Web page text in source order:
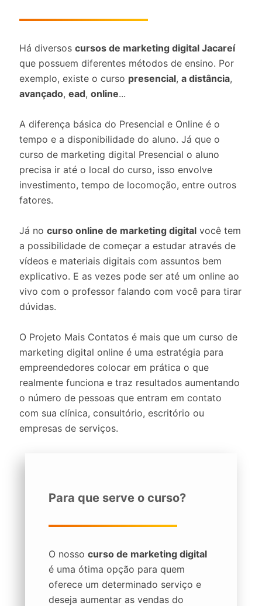
Há diversos cursos de marketing digital Jacareí
que possuem diferentes métodos de ensino. Por
exemplo, existe o curso presencial, a distância,
avançado, ead, online...
A diferença básica do Presencial e Online é o
tempo e a disponibilidade do aluno. Já que o
curso de marketing digital Presencial o aluno
precisa ir até o local do curso, isso envolve
investimento, tempo de locomoção, entre outros
fatores.
Já no curso online de marketing digital você tem
a possibilidade de começar a estudar através de
vídeos e materiais digitais com assuntos bem
explicativo. E as vezes pode ser até um online ao
vivo com o professor falando com você para tirar
dúvidas.
O Projeto Mais Contatos é mais que um curso de
marketing digital online é uma estratégia para
empreendedores colocar em prática o que
realmente funciona e traz resultados aumentando
o número de pessoas que entram em contato
com sua clínica, consultório, escritório ou
empresas de serviços.
Para que serve o curso?
O nosso curso de marketing digital
é uma ótima opção para quem
oferece um determinado serviço e
deseja aumentar as vendas do